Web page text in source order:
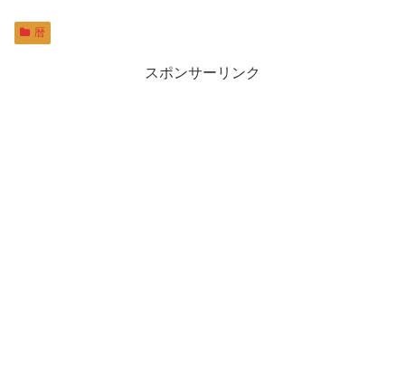
暦
スポンサーリンク